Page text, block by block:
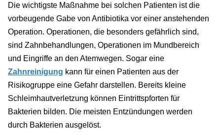
Die wichtigste Maßnahme bei solchen Patienten ist die
vorbeugende Gabe von Antibiotika vor einer anstehenden
Operation. Operationen, die besonders gefährlich sind,
sind Zahnbehandlungen, Operationen im Mundbereich
und Eingriffe an den Atemwegen. Sogar eine
Zahnreinigung kann für einen Patienten aus der
Risikogruppe eine Gefahr darstellen. Bereits kleine
Schleimhautverletzung können Eintrittspforten für
Bakterien bilden. Die meisten Entzündungen werden
durch Bakterien ausgelöst.